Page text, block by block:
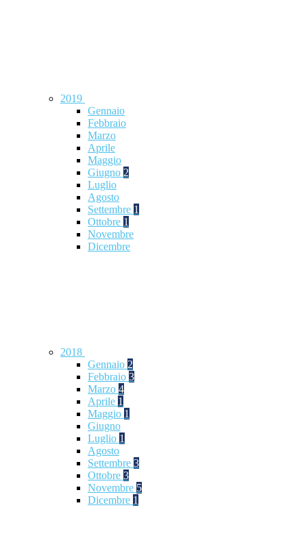
2019
Gennaio
Febbraio
Marzo
Aprile
Maggio
Giugno 2
Luglio
Agosto
Settembre 1
Ottobre 1
Novembre
Dicembre
2018
Gennaio 2
Febbraio 3
Marzo 4
Aprile 1
Maggio 1
Giugno
Luglio 1
Agosto
Settembre 3
Ottobre 3
Novembre 5
Dicembre 1